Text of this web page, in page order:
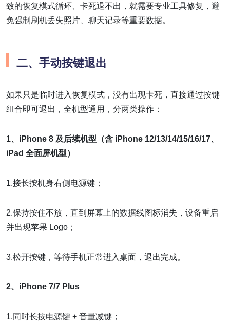
致的恢复模式循环、卡死退不出，就需要专业工具修复，避
免强制刷机丢失照片、聊天记录等重要数据。
二、手动按键退出
如果只是临时进入恢复模式，没有出现卡死，直接通过按键
组合即可退出，全机型通用，分两类操作：
1、iPhone 8 及后续机型（含 iPhone 12/13/14/15/16/17、
iPad 全面屏机型）
1.接长按机身右侧电源键；
2.保持按住不放，直到屏幕上的数据线图标消失，设备重启
并出现苹果 Logo；
3.松开按键，等待手机正常进入桌面，退出完成。
2、iPhone 7/7 Plus
1.同时长按电源键 + 音量减键；